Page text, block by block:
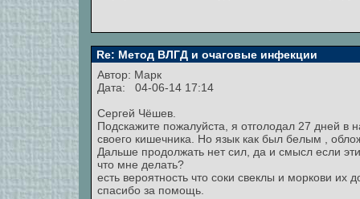
Re: Метод ВЛГД и очаговые инфекции
Автор: Марк
Дата: 04-06-14 17:14
Сергей Чёшев.
Подскажите пожалуйста, я отголодал 27 дней
своего кишечника. Но язык как был белым ,
Дальше продолжать нет сил, да и смысл если
что мне делать?
есть вероятность что соки свеклы и моркови их
спасибо за помощь.